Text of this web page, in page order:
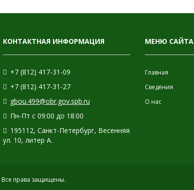
КОНТАКТНАЯ ИНФОРМАЦИЯ
+7 (812) 417-31-09
+7 (812) 417-31-27
gbou.499@obr.gov.spb.ru
Пн-Пт с 09:00 до 18:00
195112, Санкт-Петербург, Весенняя
ул. 10, литер А.
МЕНЮ САЙТА
Главная
Сведения
О нас
Все права защищены.